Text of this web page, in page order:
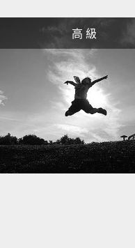
its
it for
所以，
養成一
慣性行
高 級